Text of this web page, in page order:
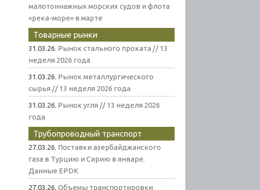
малотоннажных морских судов и флота
«река-море» в марте
Товарные рынки
31.03.26. Рынок стального проката // 13
неделя 2026 года
31.03.26. Рынок металлургического
сырья // 13 неделя 2026 года
31.03.26. Рынок угля // 13 неделя 2026
года
Трубопроводный транспорт
27.03.26. Поставки азербайджанского
газа в Турцию и Сирию в январе.
Данные EPDK
27.03.26.Объемы транспортировки